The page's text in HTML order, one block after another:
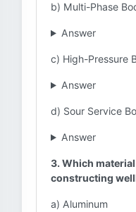
b) Multi-Phase
Answer
c) High-Pressure
Answer
d) Sour Service
Answer
3. Which
constructing
a) Aluminum